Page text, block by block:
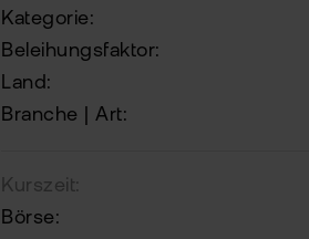
Kategorie:
Beleihungsfaktor:
Land:
Branche | Art:
Kurszeit:
Börse: